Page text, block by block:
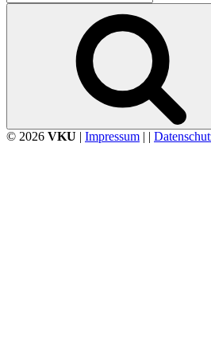
nach:
© 2026 VKU | Impressum | |